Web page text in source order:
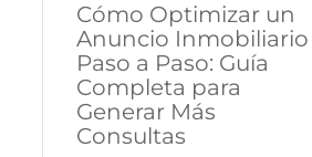
Cómo Optimizar un
Anuncio Inmobiliario
Paso a Paso: Guía
Completa para
Generar Más
Consultas